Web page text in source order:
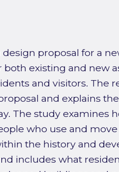
proposal for a
existing and new
and visitors. The
and explains
The study examines
who use and
the history and
includes what